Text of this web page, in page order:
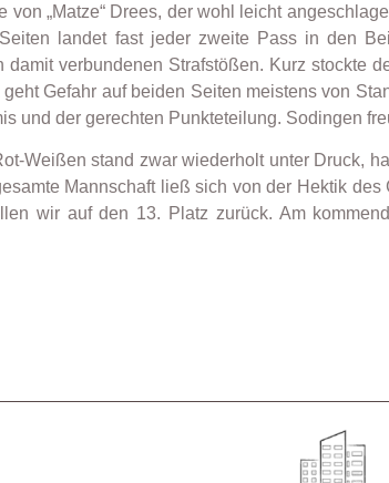
„Matze“ Drees, der wohl leicht
landet fast jeder zweite Pass in den
verbundenen Strafstößen. Kurz stockte
Gefahr auf beiden Seiten meistens von
und der gerechten Punkteteilung. Sodingen
Weißen stand zwar wiederholt unter Druck,
Mannschaft ließ sich von der Hektik des
wir auf den 13. Platz zurück. Am